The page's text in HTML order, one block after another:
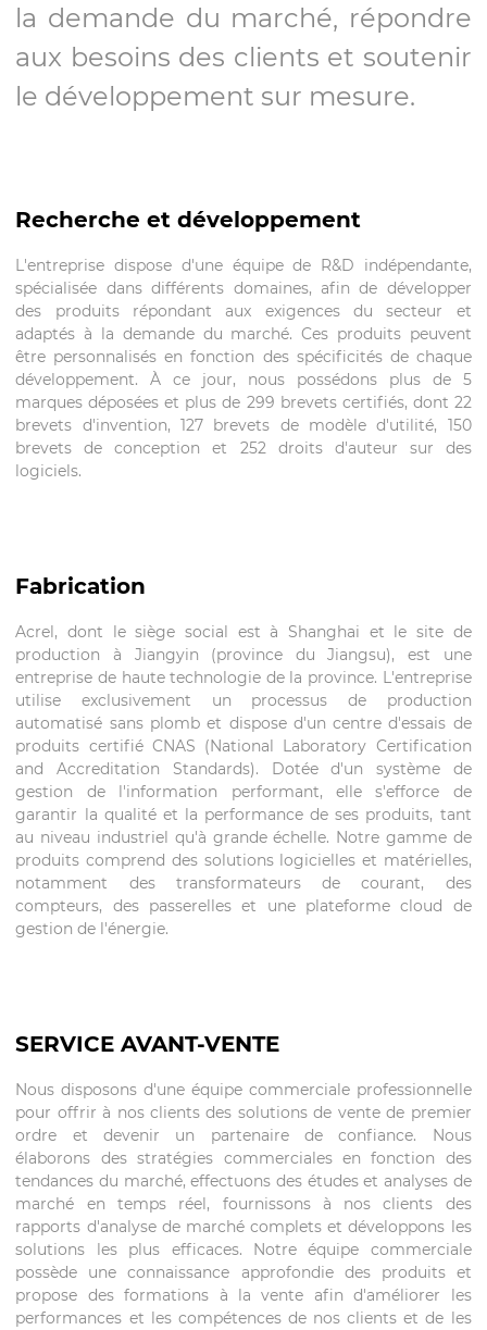
la demande du marché, répondre
aux besoins des clients et soutenir
le développement sur mesure.
Recherche et développement
L'entreprise dispose d'une équipe de R&D indépendante,
spécialisée dans différents domaines, afin de développer
des produits répondant aux exigences du secteur et
adaptés à la demande du marché. Ces produits peuvent
être personnalisés en fonction des spécificités de chaque
développement. À ce jour, nous possédons plus de 5
marques déposées et plus de 299 brevets certifiés, dont 22
brevets d'invention, 127 brevets de modèle d'utilité, 150
brevets de conception et 252 droits d'auteur sur des
logiciels.
Fabrication
Acrel, dont le siège social est à Shanghai et le site de
production à Jiangyin (province du Jiangsu), est une
entreprise de haute technologie de la province. L'entreprise
utilise exclusivement un processus de production
automatisé sans plomb et dispose d'un centre d'essais de
produits certifié CNAS (National Laboratory Certification
and Accreditation Standards). Dotée d'un système de
gestion de l'information performant, elle s'efforce de
garantir la qualité et la performance de ses produits, tant
au niveau industriel qu'à grande échelle. Notre gamme de
produits comprend des solutions logicielles et matérielles,
notamment des transformateurs de courant, des
compteurs, des passerelles et une plateforme cloud de
gestion de l'énergie.
SERVICE AVANT-VENTE
Nous disposons d'une équipe commerciale professionnelle
pour offrir à nos clients des solutions de vente de premier
ordre et devenir un partenaire de confiance. Nous
élaborons des stratégies commerciales en fonction des
tendances du marché, effectuons des études et analyses de
marché en temps réel, fournissons à nos clients des
rapports d'analyse de marché complets et développons les
solutions les plus efficaces. Notre équipe commerciale
possède une connaissance approfondie des produits et
propose des formations à la vente afin d'améliorer les
performances et les compétences de nos clients et de les